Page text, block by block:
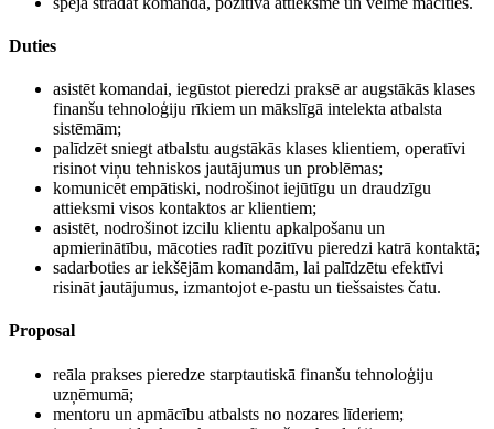
Duties
asistēt komandai, iegūstot pieredzi praksē ar augstākās klases
finanšu tehnoloģiju rīkiem un mākslīgā intelekta atbalsta
sistēmām;
palīdzēt sniegt atbalstu augstākās klases klientiem, operatīvi
risinot viņu tehniskos jautājumus un problēmas;
komunicēt empātiski, nodrošinot iejūtīgu un draudzīgu
attieksmi visos kontaktos ar klientiem;
asistēt, nodrošinot izcilu klientu apkalpošanu un
apmierinātību, mācoties radīt pozitīvu pieredzi katrā kontaktā;
sadarboties ar iekšējām komandām, lai palīdzētu efektīvi
risināt jautājumus, izmantojot e-pastu un tiešsaistes čatu.
Proposal
reāla prakses pieredze starptautiskā finanšu tehnoloģiju
uzņēmumā;
mentoru un apmācību atbalsts no nozares līderiem;